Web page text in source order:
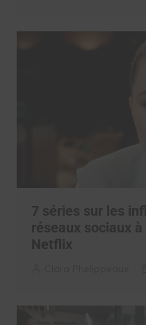
7 séries sur les
réseaux sociaux
Netflix